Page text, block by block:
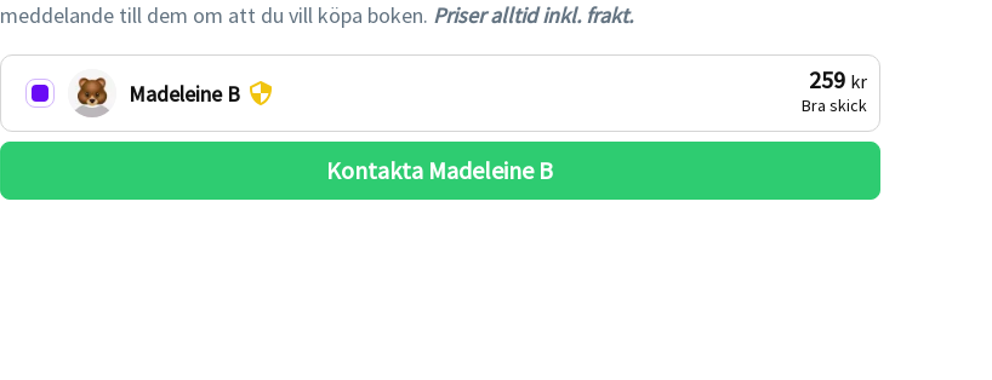
meddelande till dem om att du vill köpa boken. Priser alltid inkl. frakt.
Madeleine B 259 kr
Bra skick
Kontakta Madeleine B